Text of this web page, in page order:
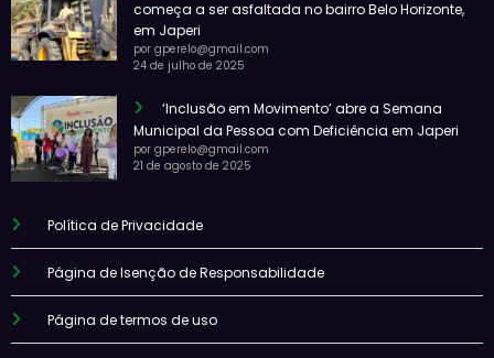
começa a ser asfaltada no bairro Belo Horizonte,
em Japeri
por gperelo@gmail.com
24 de julho de 2025
‘Inclusão em Movimento’ abre a Semana
Municipal da Pessoa com Deficiência em Japeri
por gperelo@gmail.com
21 de agosto de 2025
Política de Privacidade
Página de Isenção de Responsabilidade
Página de termos de uso